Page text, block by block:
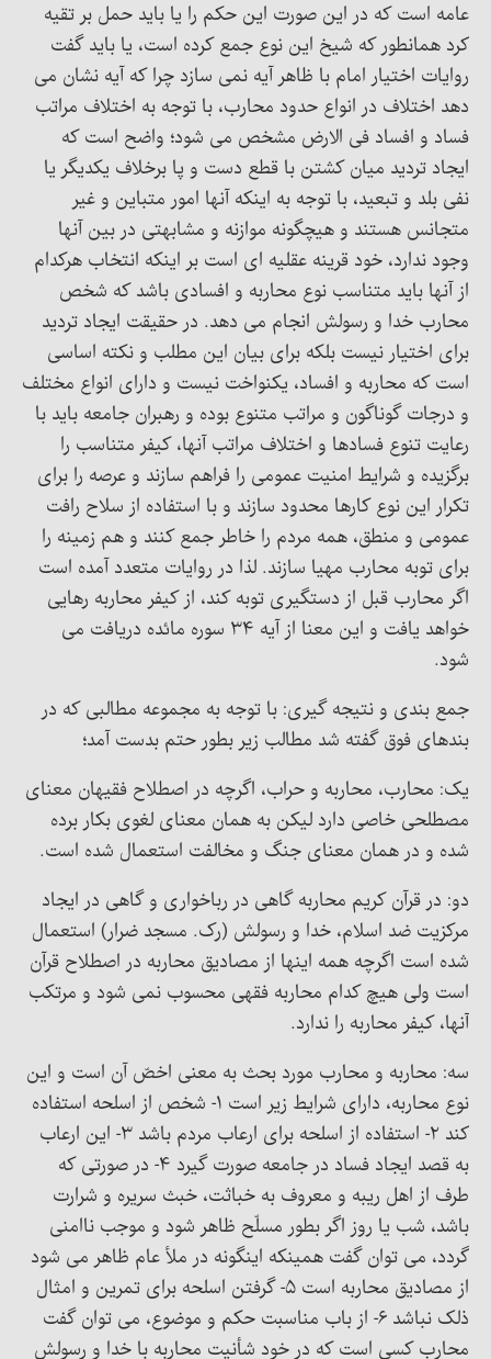
عامه است که در این صورت این حکم را یا باید حمل بر تقیه
کرد همانطور که شیخ این نوع جمع کرده است، یا باید گفت
روایات اختیار امام با ظاهر آیه نمی سازد چرا که آیه نشان می
دهد اختلاف در انواع حدود محارب، با توجه به اختلاف مراتب
فساد و افساد فی الارض مشخص می شود؛ واضح است که
ایجاد تردید میان کشتن با قطع دست و پا برخلاف یکدیگر یا
نفی بلد و تبعید، با توجه به اینکه آنها امور متباین و غیر
متجانس هستند و هیچگونه موازنه و مشابهتی در بین آنها
وجود ندارد، خود قرینه عقلیه ای است بر اینکه انتخاب هرکدام
از آنها باید متناسب نوع محاربه و افسادی باشد که شخص
محارب خدا و رسولش انجام می دهد. در حقیقت ایجاد تردید
برای اختیار نیست بلکه برای بیان این مطلب و نکته اساسی
است که محاربه و افساد، یکنواخت نیست و دارای انواع مختلف
و درجات گوناگون و مراتب متنوع بوده و رهبران جامعه باید با
رعایت تنوع فسادها و اختلاف مراتب آنها، کیفر متناسب را
برگزیده و شرایط امنیت عمومی را فراهم سازند و عرصه را برای
تکرار این نوع کارها محدود سازند و با استفاده از سلاح رافت
عمومی و منطق، همه مردم را خاطر جمع کنند و هم زمینه را
برای توبه محارب مهیا سازند. لذا در روایات متعدد آمده است
اگر محارب قبل از دستگیری توبه کند، از کیفر محاربه رهایی
خواهد یافت و این معنا از آیه ۳۴ سوره مائده دریافت می
شود.
جمع بندی و نتیجه گیری: با توجه به مجموعه مطالبی که در
بندهای فوق گفته شد مطالب زیر بطور حتم بدست آمد؛
یک: محارب، محاربه و حراب، اگرچه در اصطلاح فقیهان معنای
مصطلحی خاصی دارد لیکن به همان معنای لغوی بکار برده
شده و در همان معنای جنگ و مخالفت استعمال شده است.
دو: در قرآن کریم محاربه گاهی در رباخواری و گاهی در ایجاد
مرکزیت ضد اسلام، خدا و رسولش (رک. مسجد ضرار) استعمال
شده است اگرچه همه اینها از مصادیق محاربه در اصطلاح قرآن
است ولی هیچ کدام محاربه فقهی محسوب نمی شود و مرتکب
آنها، کیفر محاربه را ندارد.
سه: محاربه و محارب مورد بحث به معنی اخصّ آن است و این
نوع محاربه، دارای شرایط زیر است ۱- شخص از اسلحه استفاده
کند ۲- استفاده از اسلحه برای ارعاب مردم باشد ۳- این ارعاب
به قصد ایجاد فساد در جامعه صورت گیرد ۴- در صورتی که
طرف از اهل ریبه و معروف به خباثت، خبث سریره و شرارت
باشد، شب یا روز اگر بطور مسلّح ظاهر شود و موجب ناامنی
گردد، می توان گفت همینکه اینگونه در ملأ عام ظاهر می شود
از مصادیق محاربه است ۵- گرفتن اسلحه برای تمرین و امثال
ذلک نباشد ۶- از باب مناسبت حکم و موضوع، می توان گفت
محارب کسی است که در خود شأنیت محاربه با خدا و رسولش